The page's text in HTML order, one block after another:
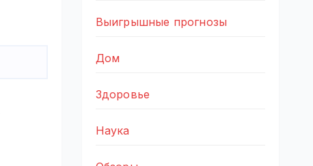
Выигрышные прогнозы
Дом
Здоровье
Наука